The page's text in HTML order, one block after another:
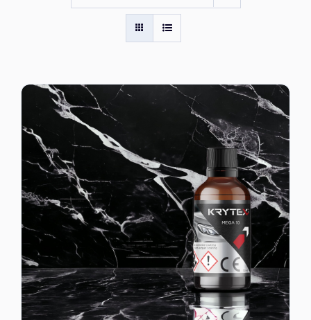
HOT OFFERS